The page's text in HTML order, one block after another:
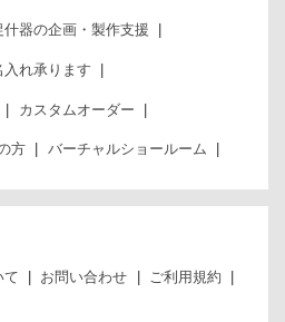
什器の企画・製作支援
入れ承ります
カスタムオーダー
方 バーチャルショールーム
て お問い合わせ ご利用規約